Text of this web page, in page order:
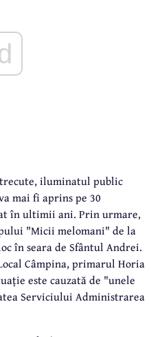
iluminatul public
mai fi aprins pe 30
în ultimii ani. Prin urmare,
"Micii melomani" de la
în seara de Sfântul Andrei.
Câmpina, primarul Horia
este cauzată de "unele
Serviciului Administrarea